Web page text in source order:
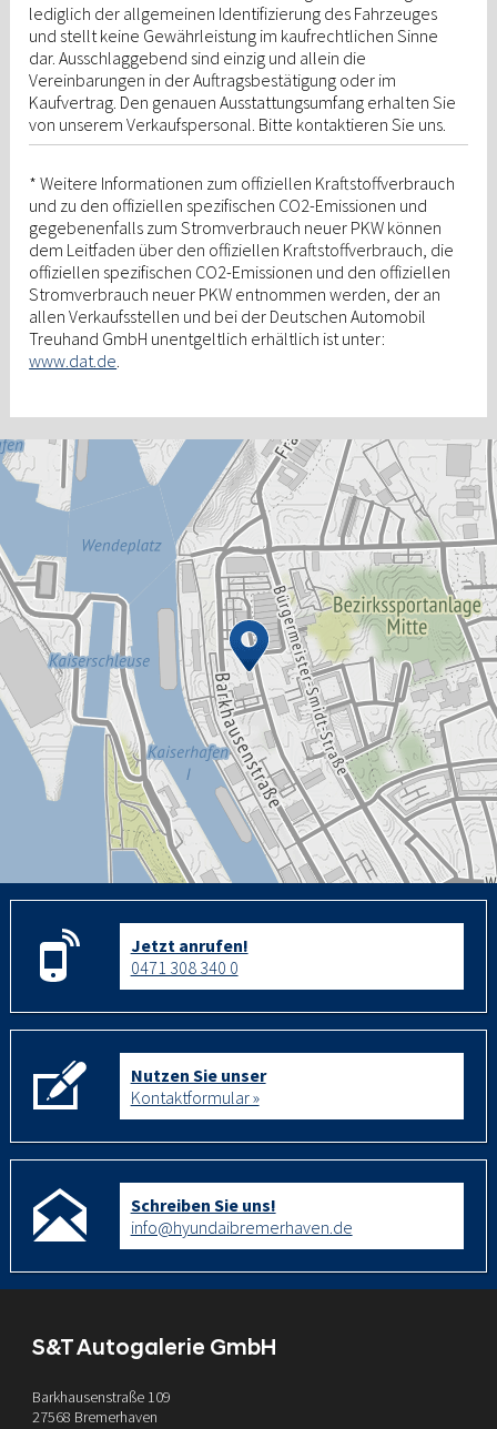
lediglich der allgemeinen Identifizierung des Fahrzeuges
und stellt keine Gewährleistung im kaufrechtlichen Sinne
dar. Ausschlaggebend sind einzig und allein die
Vereinbarungen in der Auftragsbestätigung oder im
Kaufvertrag. Den genauen Ausstattungsumfang erhalten Sie
von unserem Verkaufspersonal. Bitte kontaktieren Sie uns.
* Weitere Informationen zum offiziellen Kraftstoffverbrauch
und zu den offiziellen spezifischen CO2-Emissionen und
gegebenenfalls zum Stromverbrauch neuer PKW können
dem Leitfaden über den offiziellen Kraftstoffverbrauch, die
offiziellen spezifischen CO2-Emissionen und den offiziellen
Stromverbrauch neuer PKW entnommen werden, der an
allen Verkaufsstellen und bei der Deutschen Automobil
Treuhand GmbH unentgeltlich erhältlich ist unter:
www.dat.de.
Jetzt anrufen!
0471 308 340 0
Nutzen Sie unser
Kontaktformular »
Schreiben Sie uns!
info@hyundaibremerhaven.de
S&T Autogalerie GmbH
Barkhausenstraße 109
27568 Bremerhaven